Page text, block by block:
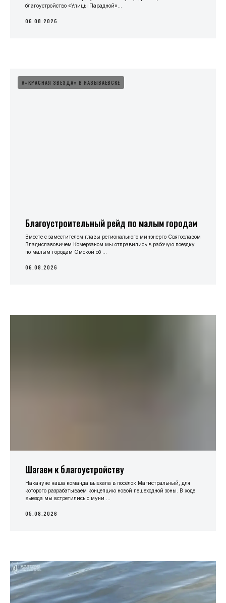
благоустройство «Улицы Парадной»...
06.08.2026
#«КРАСНАЯ ЗВЕЗДА» В НАЗЫВАЕВСКЕ
Благоустроительный рейд по малым городам
Вместе с заместителем главы регионального минэнерго Святославом
Владиславовичем Комерзаном мы отправились в рабочую поездку
по малым городам Омской об ...
06.08.2026
Шагаем к благоустройству
Накануне наша команда выехала в посёлок Магистральный, для
которого разрабатываем концепцию новой пешеходной зоны. В ходе
выезда мы встретились с муни ...
05.08.2026